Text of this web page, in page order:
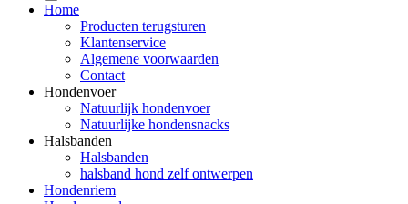
Home
Producten terugsturen
Klantenservice
Algemene voorwaarden
Contact
Hondenvoer
Natuurlijk hondenvoer
Natuurlijke hondensnacks
Halsbanden
Halsbanden
halsband hond zelf ontwerpen
Hondenriem